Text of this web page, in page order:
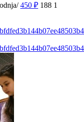
450 ₽ 188 1